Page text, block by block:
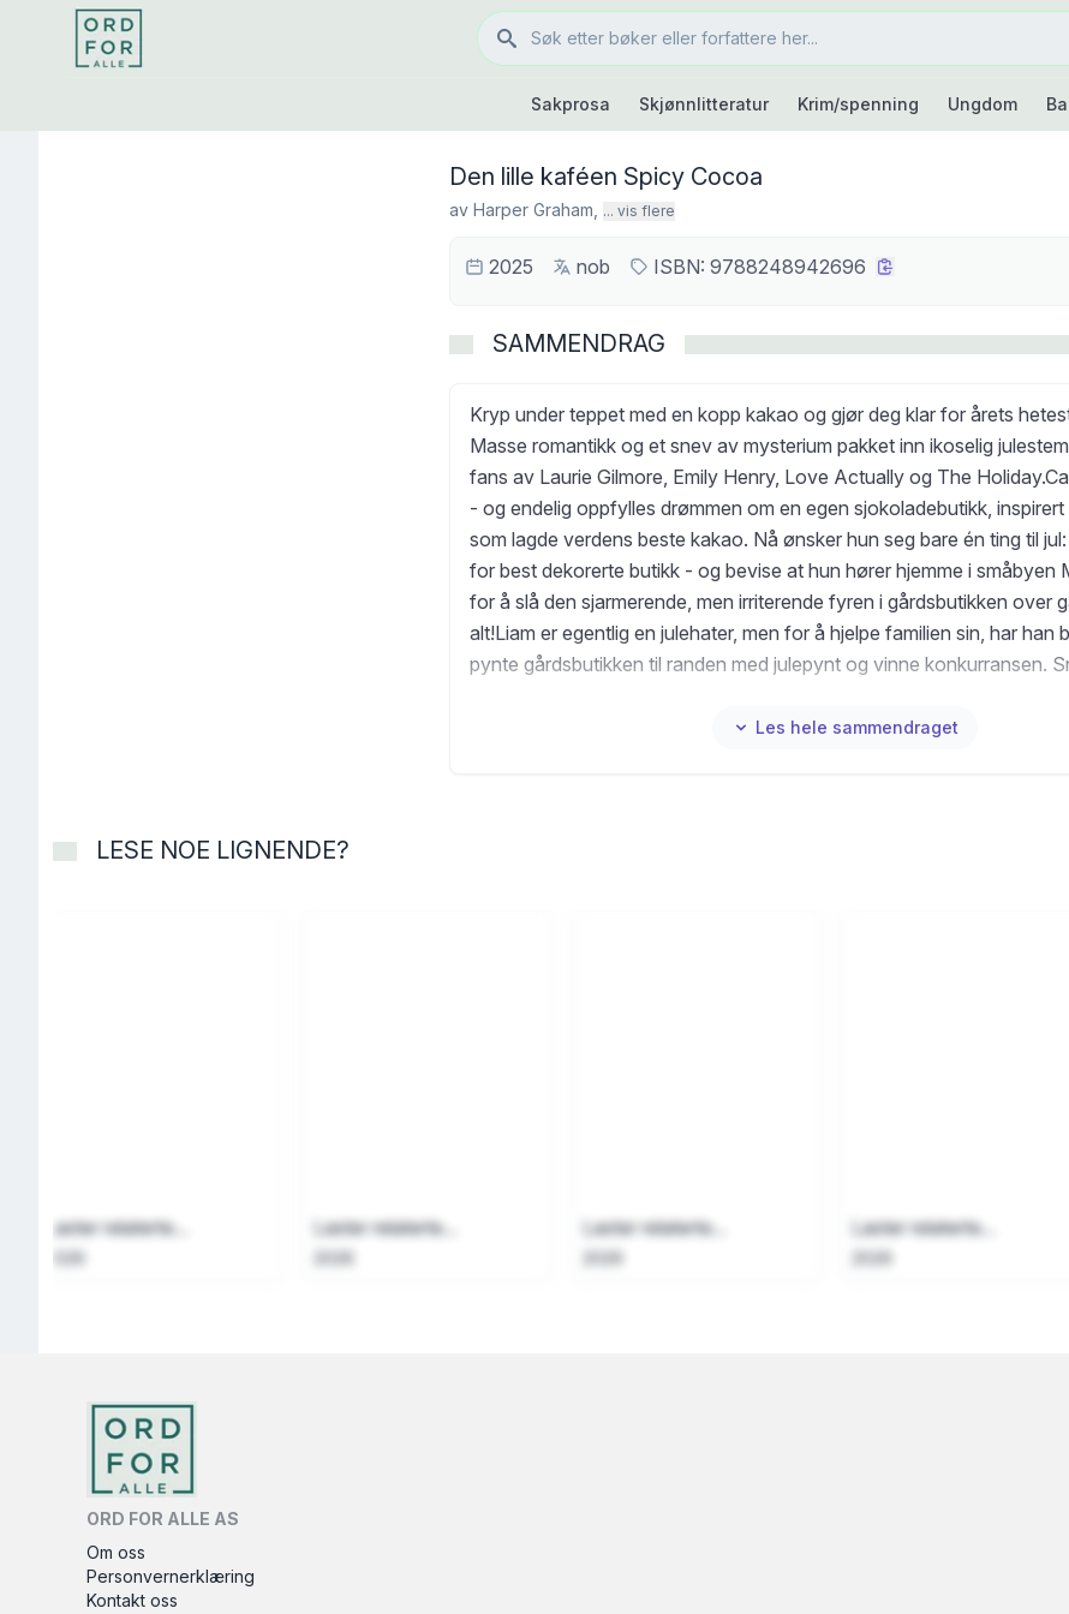
Sakprosa Skjønnlitteratur Krim/spenning Ungdom
Den lille kaféen Spicy Cocoa
av Harper Graham ... vis flere
2025 nob ISBN: 9788248942696
SAMMENDRAG
Kryp under teppet med en kopp kakao og gjør deg klar for årets
Masse romantikk og et snev av mysterium pakket inn ikoselig
fans av Laurie Gilmore, Emily Henry, Love Actually og The
- og endelig oppfylles drømmen om en egen sjokoladebutikk,
som lagde verdens beste kakao. Nå ønsker hun seg bare én ting til
for best dekorerte butikk - og bevise at hun hører hjemme i småbyen
for å slå den sjarmerende, men irriterende fyren i gårdsbutikken over
alt!Liam er egentlig en julehater, men for å hjelpe familien sin, har han
pynte gårdsbutikken til randen med julepynt og vinne konkurransen.
butikkene glitrer i julelys og snøen daler tett. Vil kanskje julemagien
Les hele sammendraget
LESE NOE LIGNENDE?
Laster relaterte...
2026
Laster relaterte...
2026
Laster relaterte...
2026
Laster relaterte...
2026
ORD FOR ALLE AS
Om oss
Personvernerklæring
Kontakt oss